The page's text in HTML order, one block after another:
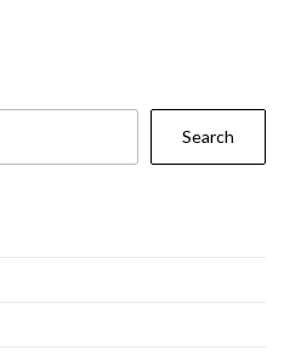
Search